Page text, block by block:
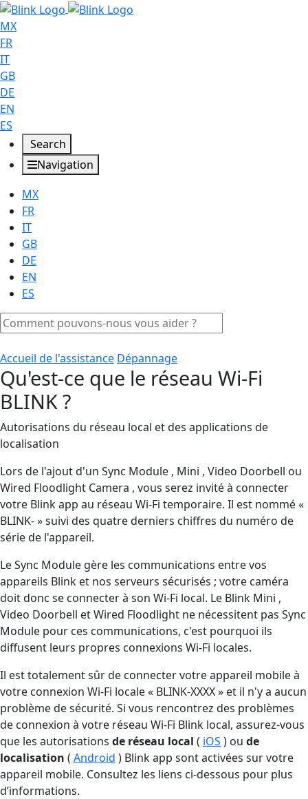
MX
FR
IT
GB
DE
EN
ES
Search
Navigation
MX
FR
IT
GB
DE
EN
ES
Accueil de l'assistance Dépannage
Qu'est-ce que le réseau Wi-Fi
BLINK ?
Autorisations du réseau local et des applications de
localisation
Lors de l'ajout d'un Sync Module , Mini , Video Doorbell ou
Wired Floodlight Camera , vous serez invité à connecter
votre Blink app au réseau Wi-Fi temporaire. Il est nommé «
BLINK- » suivi des quatre derniers chiffres du numéro de
série de l'appareil.
Le Sync Module gère les communications entre vos
appareils Blink et nos serveurs sécurisés ; votre caméra
doit donc se connecter à son Wi-Fi local. Le Blink Mini ,
Video Doorbell et Wired Floodlight ne nécessitent pas Sync
Module pour ces communications, c'est pourquoi ils
diffusent leurs propres connexions Wi-Fi locales.
Il est totalement sûr de connecter votre appareil mobile à
votre connexion Wi-Fi locale « BLINK-XXXX » et il n'y a aucun
problème de sécurité. Si vous rencontrez des problèmes
de connexion à votre réseau Wi-Fi Blink local, assurez-vous
que les autorisations de réseau local ( iOS ) ou de
localisation ( Android ) Blink app sont activées sur votre
appareil mobile. Consultez les liens ci-dessous pour plus
d’informations.